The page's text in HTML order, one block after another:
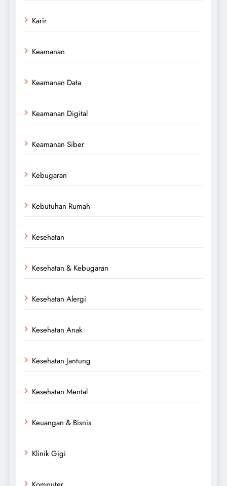
Karir
Keamanan
Keamanan Data
Keamanan Digital
Keamanan Siber
Kebugaran
Kebutuhan Rumah
Kesehatan
Kesehatan & Kebugaran
Kesehatan Alergi
Kesehatan Anak
Kesehatan Jantung
Kesehatan Mental
Keuangan & Bisnis
Klinik Gigi